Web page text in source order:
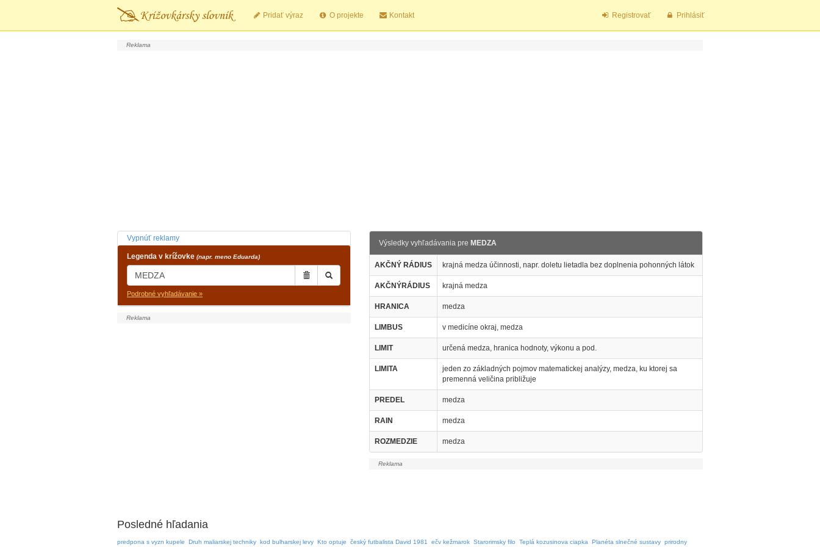
Pridať výraz O projekte Kontakt Registrovať Prihlásiť
Vypnúť reklamy
Legenda v krížovke (napr. meno Eduarda)
Podrobné vyhľadávanie »
Výsledky vyhľadávania pre MEDZA
AKČNÝ RÁDIUS krajná medza účinnosti, napr. doletu lietadla bez doplnenia pohonných látok
AKČNÝRÁDIUS krajná medza
HRANICA medza
LIMBUS v medicíne okraj, medza
LIMIT určená medza, hranica hodnoty, výkonu a pod.
LIMITA
jeden zo základných pojmov matematickej analýzy, medza, ku ktorej sa
premenná veličina približuje
PREDEL medza
RAIN medza
ROZMEDZIE medza
Posledné hľadania
predpona s vyzn kupele Druh maliarskej techniky kod bulharskej levy Kto optuje český futbalista David 1981 ečv kežmarok Starorimsky filo Teplá kozusinova ciapka Planéta slnečné sustavy prirodny